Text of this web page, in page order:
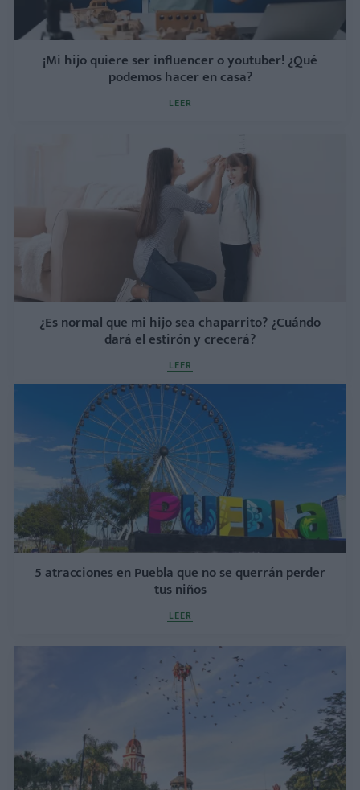
¡Mi hijo quiere ser influencer o youtuber! ¿Qué
podemos hacer en casa?
LEER
¿Es normal que mi hijo sea chaparrito? ¿Cuándo
dará el estirón y crecerá?
LEER
5 atracciones en Puebla que no se querrán perder
tus niños
LEER